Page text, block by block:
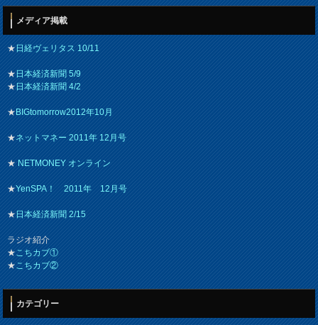
メディア掲載
★日経ヴェリタス 10/11
★日本経済新聞 5/9
★日本経済新聞 4/2
★BIGtomorrow2012年10月
★ネットマネー 2011年 12月号
★NETMONEY オンライン
★YenSPA！ 2011年 12月号
★日本経済新聞 2/15
ラジオ紹介
★こちカブ①
★こちカブ②
カテゴリー